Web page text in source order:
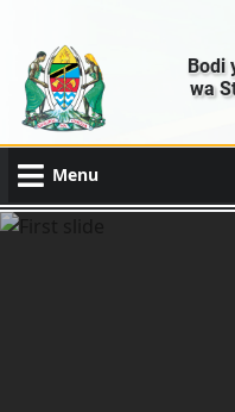
Bodi
wa
Menu